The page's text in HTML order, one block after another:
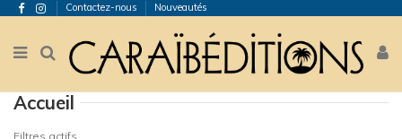
Contactez-nous Nouveautés
Accueil
Filtres actifs